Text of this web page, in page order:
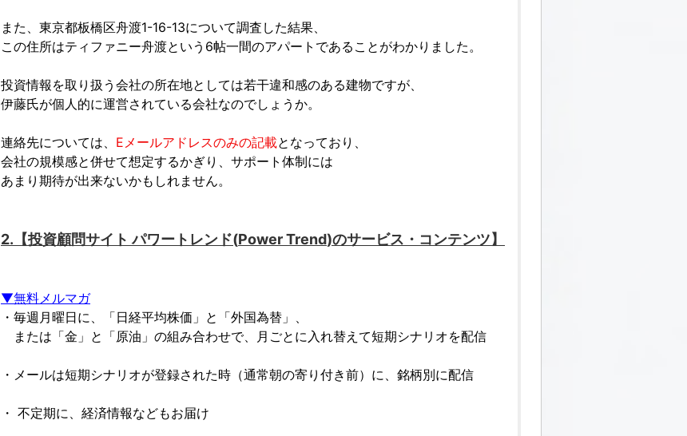
また、東京都板橋区舟渡1-16-13について調査した結果、
この住所はティファニー舟渡という6帖一間のアパートであることがわかりました。
投資情報を取り扱う会社の所在地としては若干違和感のある建物ですが、
伊藤氏が個人的に運営されている会社なのでしょうか。
連絡先については、 Eメールアドレスのみの記載となっており、
会社の規模感と併せて想定するかぎり、サポート体制には
あまり期待が出来ないかもしれません。
2.【投資顧問サイト パワートレンド(Power Trend)のサービス・コンテンツ】
▼無料メルマガ
・毎週月曜日に、「日経平均株価」と「外国為替」、
または「金」と「原油」の組み合わせで、月ごとに入れ替えて短期シナリオを配信
・メールは短期シナリオが登録された時（通常朝の寄り付き前）に、銘柄別に配信
・ 不定期に、経済情報などもお届け